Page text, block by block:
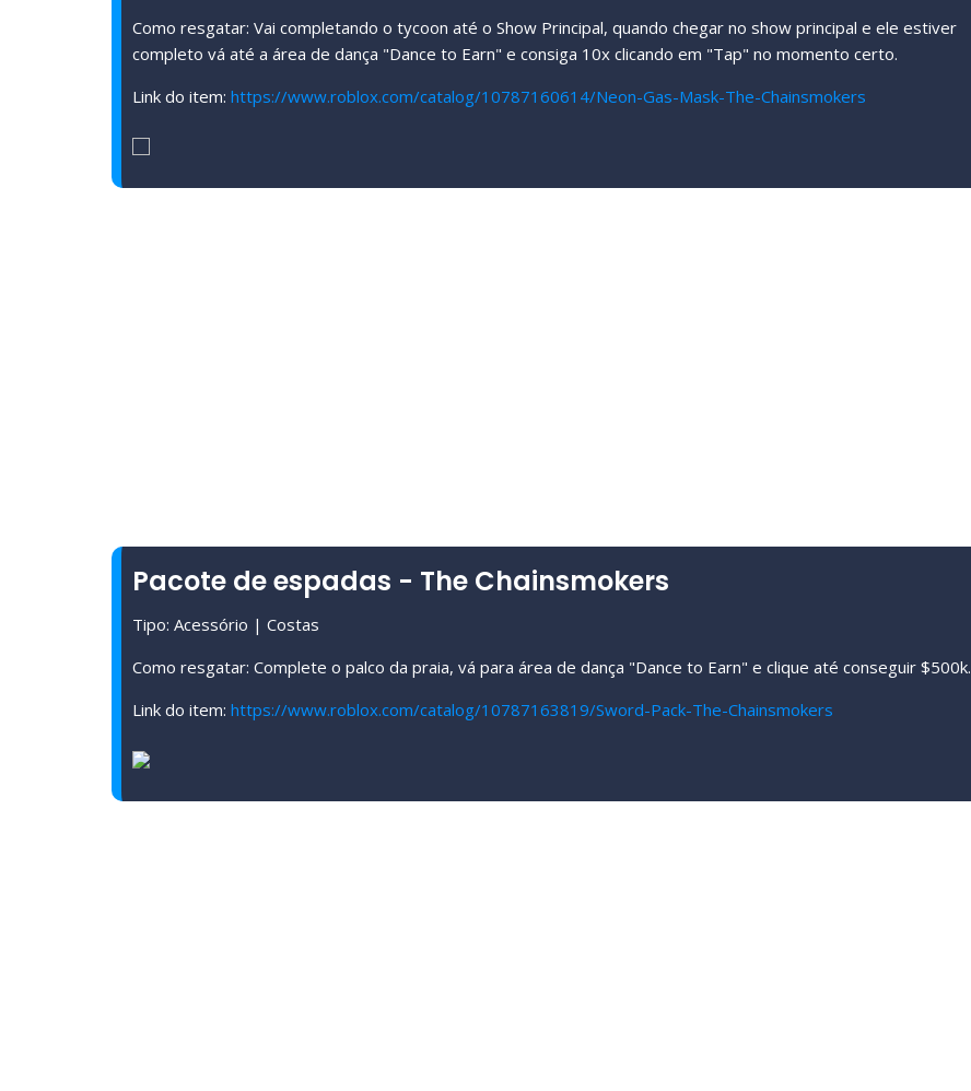
Como resgatar: Vai completando o tycoon até o Show Principal, quando chegar no show principal e ele estiver
completo vá até a área de dança "Dance to Earn" e consiga 10x clicando em "Tap" no momento certo.
Link do item: https://www.roblox.com/catalog/10787160614/Neon-Gas-Mask-The-Chainsmokers
Pacote de espadas - The Chainsmokers
Tipo: Acessório | Costas
Como resgatar: Complete o palco da praia, vá para área de dança "Dance to Earn" e clique até conseguir $500k.
Link do item: https://www.roblox.com/catalog/10787163819/Sword-Pack-The-Chainsmokers